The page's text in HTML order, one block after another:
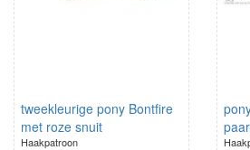
tweekleurige pony Bontfire
met roze snuit
Haakpatroon